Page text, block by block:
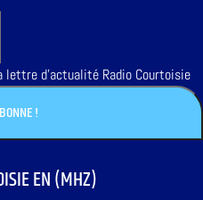
lettre d'actualité Radio Courtoisie
EN (MHZ)